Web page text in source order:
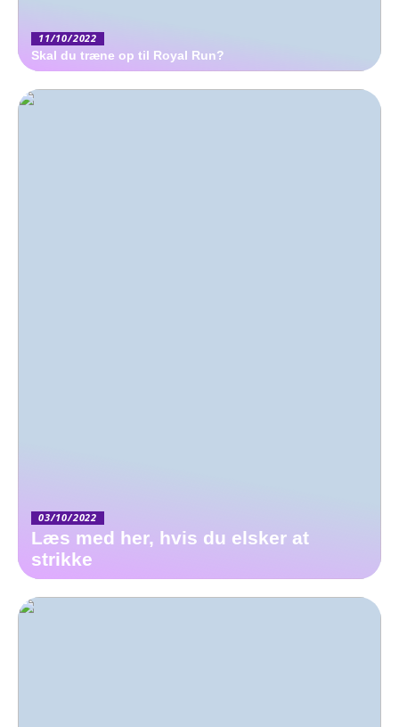
11/10/2022
Skal du træne op til Royal Run?
03/10/2022
Læs med her, hvis du elsker at
strikke